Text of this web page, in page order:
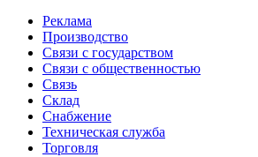
Реклама
Производство
Связи с государством
Связи с общественностью
Связь
Склад
Снабжение
Техническая служба
Торговля